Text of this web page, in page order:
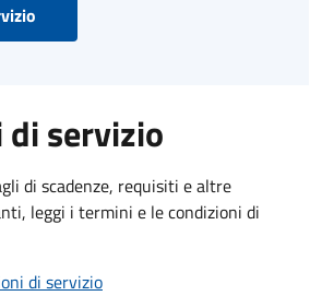
di servizio
di scadenze, requisiti e altre
leggi i termini e le condizioni di
di servizio